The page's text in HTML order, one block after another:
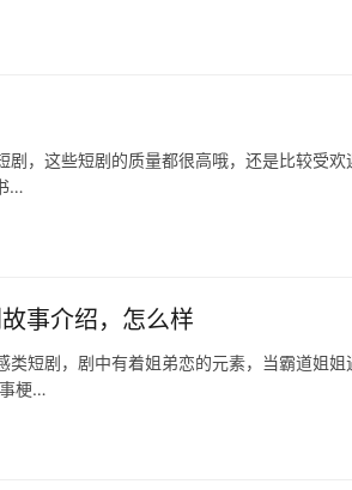
，这些短剧的质量都很高哦，还是比较受
…
事介绍，怎么样
类短剧，剧中有着姐弟恋的元素，当霸道姐
梗…